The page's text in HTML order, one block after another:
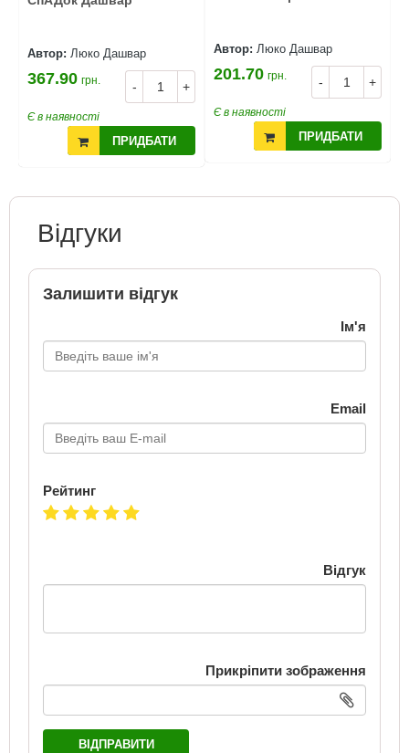
Автор: Люко Дашвар
- +
367.90 грн.
Є в наявності
ПРИДБАТИ
Автор: Люко Дашвар
- +
201.70 грн.
Є в наявності
ПРИДБАТИ
Відгуки
Залишити відгук
Ім'я
Email
Рейтинг
Відгук
Прикріпити зображення
ВІДПРАВИТИ